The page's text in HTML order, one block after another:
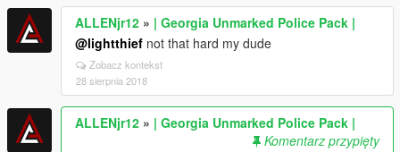
ALLENjr12 » | Georgia Unmarked Police Pack |
@lightthief not that hard my dude
Zobacz kontekst
28 sierpnia 2018
ALLENjr12 » | Georgia Unmarked Police Pack |
Komentarz przypięty